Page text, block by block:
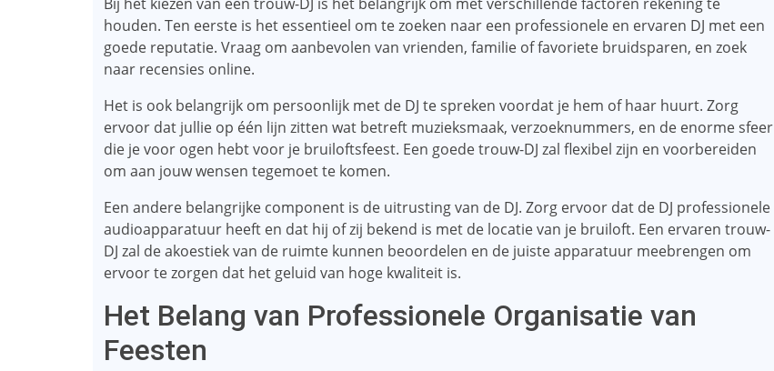
houden. Ten eerste is het essentieel om te zoeken naar een professionele en ervaren DJ met een
goede reputatie. Vraag om aanbevolen van vrienden, familie of favoriete bruidsparen, en zoek
naar recensies online.
Het is ook belangrijk om persoonlijk met de DJ te spreken voordat je hem of haar huurt. Zorg
ervoor dat jullie op één lijn zitten wat betreft muzieksmaak, verzoeknummers, en de enorme sfeer
die je voor ogen hebt voor je bruiloftsfeest. Een goede trouw-DJ zal flexibel zijn en voorbereiden
om aan jouw wensen tegemoet te komen.
Een andere belangrijke component is de uitrusting van de DJ. Zorg ervoor dat de DJ professionele
audioapparatuur heeft en dat hij of zij bekend is met de locatie van je bruiloft. Een ervaren trouw-
DJ zal de akoestiek van de ruimte kunnen beoordelen en de juiste apparatuur meebrengen om
ervoor te zorgen dat het geluid van hoge kwaliteit is.
Het Belang van Professionele Organisatie van
Feesten